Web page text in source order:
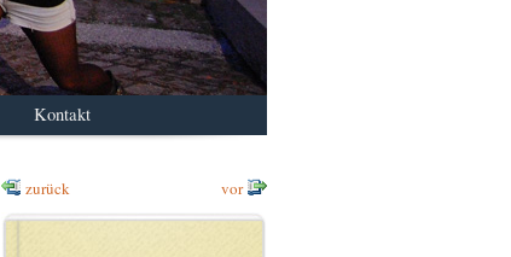
Kontakt
zurück vor